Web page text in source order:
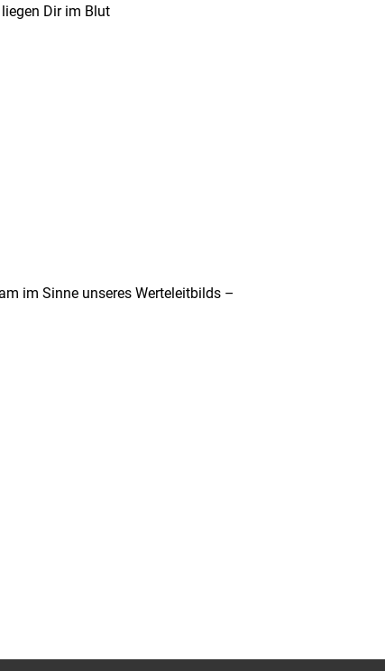
Dir im Blut
im Sinne unseres Werteleitbilds –